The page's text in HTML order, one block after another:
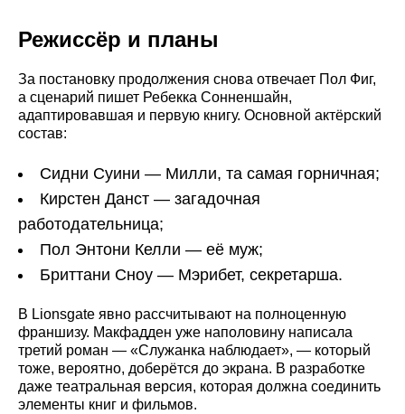
Режиссёр и планы
За постановку продолжения снова отвечает Пол Фиг,
а сценарий пишет Ребекка Сонненшайн,
адаптировавшая и первую книгу. Основной актёрский
состав:
Сидни Суини — Милли, та самая горничная;
Кирстен Данст — загадочная
работодательница;
Пол Энтони Келли — её муж;
Бриттани Сноу — Мэрибет, секретарша.
В Lionsgate явно рассчитывают на полноценную
франшизу. Макфадден уже наполовину написала
третий роман — «Служанка наблюдает», — который
тоже, вероятно, доберётся до экрана. В разработке
даже театральная версия, которая должна соединить
элементы книг и фильмов.